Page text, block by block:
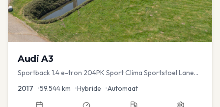
Audi A3
Sportback 1.4 e-tron 204PK Sport Clima Sportstoel Lane
2017 •59.544km •Hybride •Automaat